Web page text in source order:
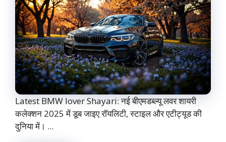
Latest BMW lover Shayari: नई बीएमडब्ल्यू लवर शायरी
कलेक्शन 2025 में डूब जाइए रॉयलिटी, स्टाइल और एटीट्यूड की
दुनिया में। ...